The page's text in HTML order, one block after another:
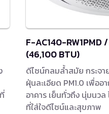
F-AC140-RW1PMD
(46,100 BTU)
ดีไซน์กลมล้ำสมัย กระจ
ฝุ่นละเอียด PM1.0 เพื่ออ
อาคาร เย็นทั่วถึง นุ่มนว
ที่ใส่ใจดีไซน์และสุขภาพ